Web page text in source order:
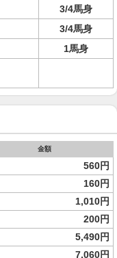
3/4馬身
3/4馬身
1馬身
金額
560円
160円
1,010円
200円
5,490円
7,060円